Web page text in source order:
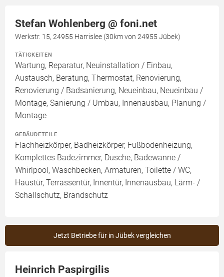
Stefan Wohlenberg @ foni.net
Werkstr. 15, 24955 Harrislee (30km von 24955 Jübek)
TÄTIGKEITEN
Wartung, Reparatur, Neuinstallation / Einbau,
Austausch, Beratung, Thermostat, Renovierung,
Renovierung / Badsanierung, Neueinbau, Neueinbau /
Montage, Sanierung / Umbau, Innenausbau, Planung /
Montage
GEBÄUDETEILE
Flachheizkörper, Badheizkörper, Fußbodenheizung,
Komplettes Badezimmer, Dusche, Badewanne /
Whirlpool, Waschbecken, Armaturen, Toilette / WC,
Haustür, Terrassentür, Innentür, Innenausbau, Lärm- /
Schallschutz, Brandschutz
Jetzt Betriebe für in Jübek vergleichen
Heinrich Paspirgilis